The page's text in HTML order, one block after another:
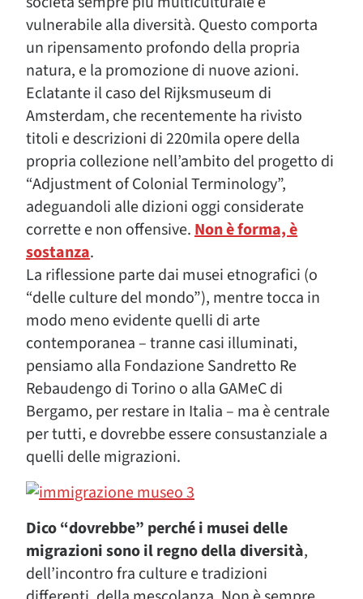
vulnerabile alla diversità. Questo comporta
un ripensamento profondo della propria
natura, e la promozione di nuove azioni.
Eclatante il caso del Rijksmuseum di
Amsterdam, che recentemente ha rivisto
titoli e descrizioni di 220mila opere della
propria collezione nell’ambito del progetto di
“Adjustment of Colonial Terminology”,
adeguandoli alle dizioni oggi considerate
corrette e non offensive.Non è forma, è
sostanza.
La riflessione parte dai musei etnografici (o
“delle culture del mondo”), mentre tocca in
modo meno evidente quelli di arte
contemporanea – tranne casi illuminati,
pensiamo alla Fondazione Sandretto Re
Rebaudengo di Torino o alla GAMeC di
Bergamo, per restare in Italia – ma è centrale
per tutti, e dovrebbe essere consustanziale a
quelli delle migrazioni.
Dico “dovrebbe” perché i musei delle
migrazioni sono il regno della diversità,
dell’incontro fra culture e tradizioni